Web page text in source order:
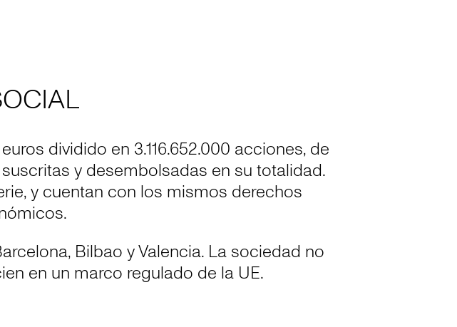
dividido en 3.116.652.000 acciones, de
y desembolsadas en su totalidad.
y cuentan con los mismos derechos
Bilbao y Valencia. La sociedad no
en un marco regulado de la UE.